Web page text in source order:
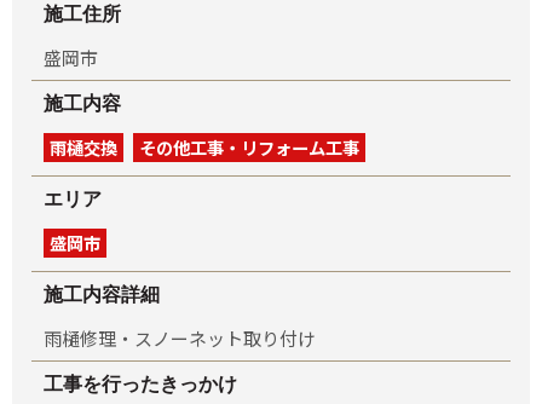
施工住所
盛岡市
施工内容
雨樋交換 その他工事・リフォーム工事
エリア
盛岡市
施工内容詳細
雨樋修理・スノーネット取り付け
工事を行ったきっかけ